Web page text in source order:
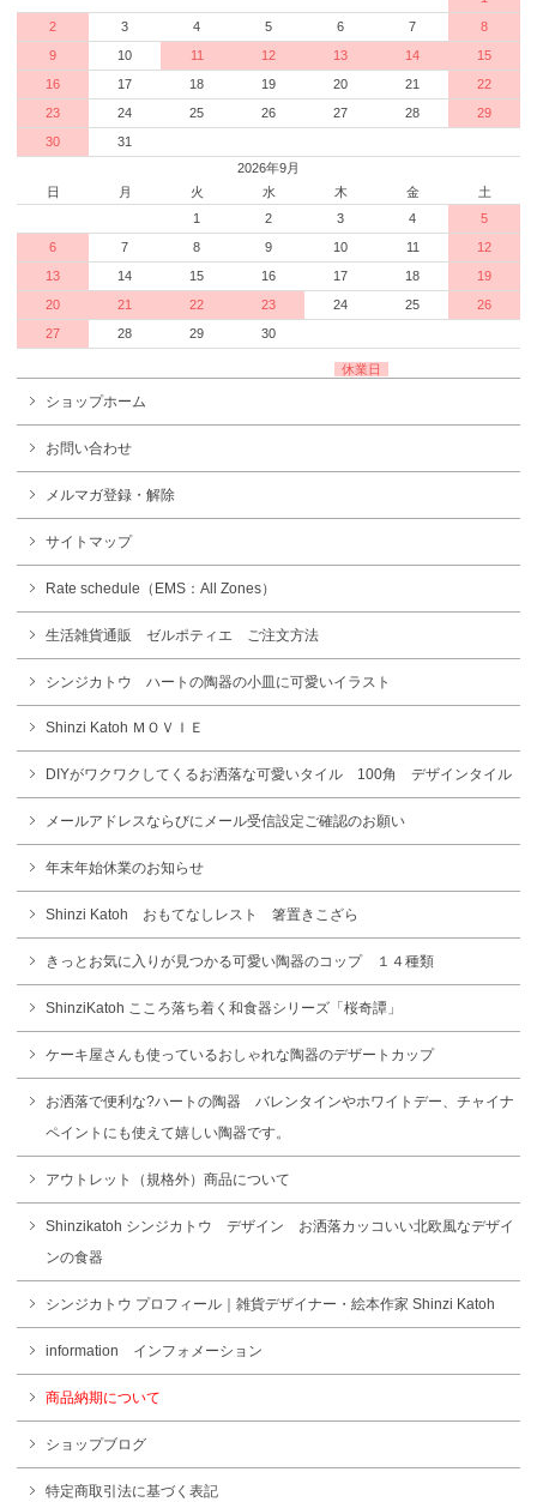
2
3 4 5 6 7
8
9
10 11 12 13 14
15
16
17 18 19 20 21
22
23
24 25 26 27 28
29
30
31
2026年9月
日
月 火 水 木 金
土
1
2 3 4
5
6
7 8 9 10 11
12
13
14 15 16 17 18
19
20
21 22 23 24 25
26
27
28 29 30
休業日
ショップホーム
お問い合わせ
メルマガ登録・解除
サイトマップ
Rate schedule（EMS：All Zones）
生活雑貨通販 ゼルポティエ ご注文方法
シンジカトウ ハートの陶器の小皿に可愛いイラスト
Shinzi Katoh ＭＯＶＩＥ
DIYがワクワクしてくるお洒落な可愛いタイル 100角 デザインタイル
メールアドレスならびにメール受信設定ご確認のお願い
年末年始休業のお知らせ
Shinzi Katoh おもてなしレスト 箸置きこざら
きっとお気に入りが見つかる可愛い陶器のコップ １４種類
ShinziKatoh こころ落ち着く和食器シリーズ「桜奇譚」
ケーキ屋さんも使っているおしゃれな陶器のデザートカップ
お洒落で便利な?ハートの陶器 バレンタインやホワイトデー、チャイナ
ペイントにも使えて嬉しい陶器です。
アウトレット（規格外）商品について
Shinzikatoh シンジカトウ デザイン お洒落カッコいい北欧風なデザイ
ンの食器
シンジカトウ プロフィール｜雑貨デザイナー・絵本作家 Shinzi Katoh
information インフォメーション
商品納期について
ショップブログ
特定商取引法に基づく表記